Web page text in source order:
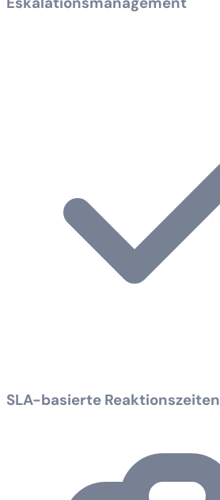
SLA-basierte Reaktionszeiten